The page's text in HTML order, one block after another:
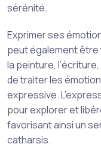
sérénité.
Exprimer ses
peut également
la peinture,
de traiter les
expressive.
pour explorer et
favorisant ainsi un
catharsis.